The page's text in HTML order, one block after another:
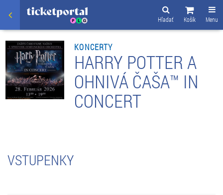
Menu
Košík
Hľadať
KONCERTY
HARRY POTTER A
OHNIVÁ ČAŠA™ IN
CONCERT
VSTUPENKY